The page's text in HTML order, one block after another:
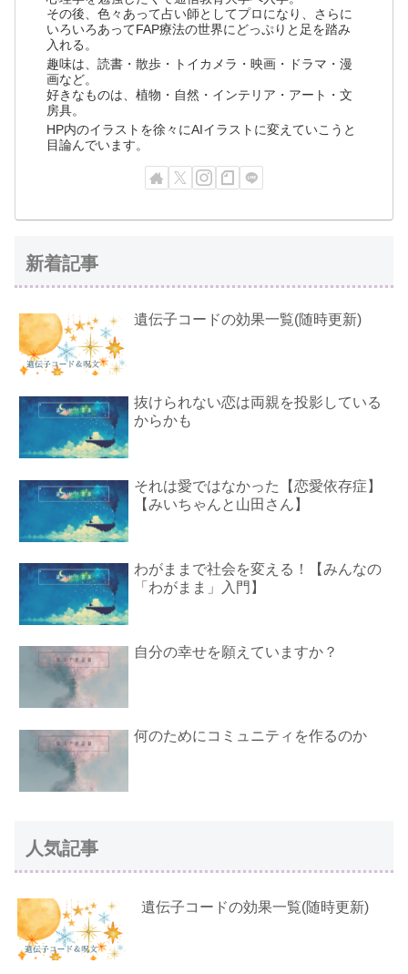
その後、色々あって占い師としてプロになり、さらに
いろいろあってFAP療法の世界にどっぷりと足を踏み
入れる。
趣味は、読書・散歩・トイカメラ・映画・ドラマ・漫
画など。
好きなものは、植物・自然・インテリア・アート・文
房具。
HP内のイラストを徐々にAIイラストに変えていこうと
目論んでいます。
新着記事
遺伝子コードの効果一覧(随時更新)
抜けられない恋は両親を投影している
からかも
それは愛ではなかった【恋愛依存症】
【みいちゃんと山田さん】
わがままで社会を変える！【みんなの
「わがまま」入門】
自分の幸せを願えていますか？
何のためにコミュニティを作るのか
人気記事
遺伝子コードの効果一覧(随時更新)